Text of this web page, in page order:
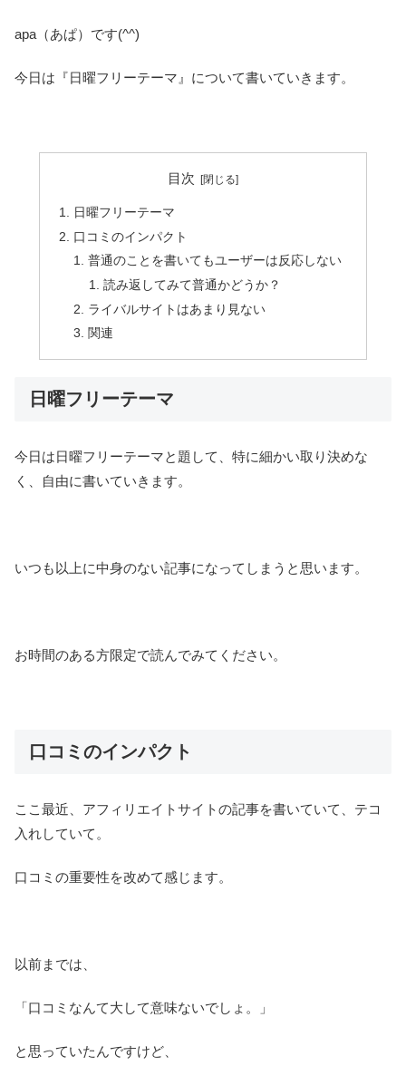
apa（あぱ）です(^^)
今日は『日曜フリーテーマ』について書いていきます。
目次
日曜フリーテーマ
口コミのインパクト
普通のことを書いてもユーザーは反応しない
読み返してみて普通かどうか？
ライバルサイトはあまり見ない
関連
日曜フリーテーマ
今日は日曜フリーテーマと題して、特に細かい取り決めな
く、自由に書いていきます。
いつも以上に中身のない記事になってしまうと思います。
お時間のある方限定で読んでみてください。
口コミのインパクト
ここ最近、アフィリエイトサイトの記事を書いていて、テコ
入れしていて。
口コミの重要性を改めて感じます。
以前までは、
「口コミなんて大して意味ないでしょ。」
と思っていたんですけど、